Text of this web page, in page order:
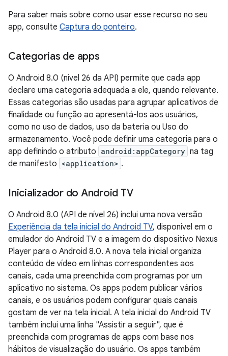
Para saber mais sobre como usar esse recurso no seu
app, consulte Captura do ponteiro.
Categorias de apps
O Android 8.0 (nível 26 da API) permite que cada app
declare uma categoria adequada a ele, quando relevante.
Essas categorias são usadas para agrupar aplicativos de
finalidade ou função ao apresentá-los aos usuários,
como no uso de dados, uso da bateria ou Uso do
armazenamento. Você pode definir uma categoria para o
app definindo o atributo android:appCategory na tag
de manifesto <application> .
Inicializador do Android TV
O Android 8.0 (API de nível 26) inclui uma nova versão
Experiência da tela inicial do Android TV, disponível em o
emulador do Android TV e a imagem do dispositivo Nexus
Player para o Android 8.0. A nova tela inicial organiza
conteúdo de vídeo em linhas correspondentes aos
canais, cada uma preenchida com programas por um
aplicativo no sistema. Os apps podem publicar vários
canais, e os usuários podem configurar quais canais
gostam de ver na tela inicial. A tela inicial do Android TV
também inclui uma linha "Assistir a seguir", que é
preenchida com programas de apps com base nos
hábitos de visualização do usuário. Os apps também